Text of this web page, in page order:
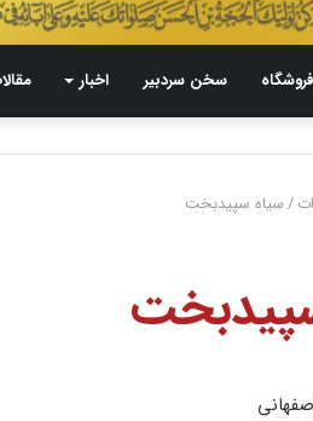
فروشگاه سخن سردبیر اخبار
/سیاه سپیدبخت